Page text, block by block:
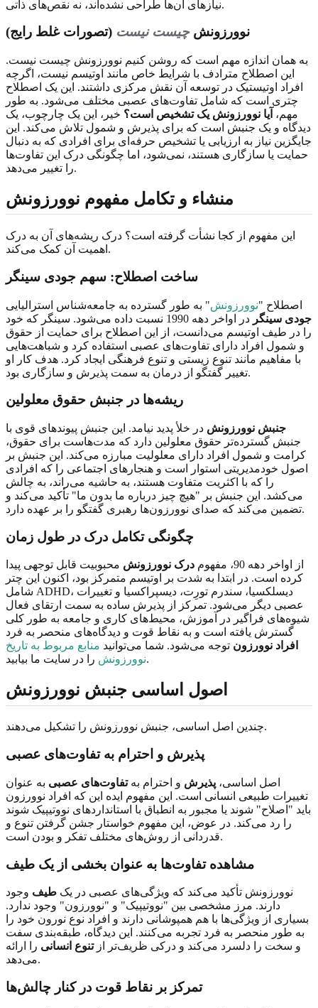
نیازهای آن‌ها طراحی نشده‌اند، نه نقص‌های ذاتی.
نوورزونشچیست نیست (تصورات غلط رایج)
به همان اندازه مهم است که روشن کنیم نوورزونش چیست نیست.
این اصطلاح مترادف با شرایط خاص مانند اوتیسم نیست، اگرچه
افراد اوتیستیک در توسعه آن نقش مرکزی داشتند. این یک اصطلاح
چتری است که شامل تفاوت‌های عصبی مختلف می‌شود. به طور
مهم، آیا نوورزونش یک تشخیص است؟ خیر، این یک چارچوب، یک
دیدگاه و یک جنبش است که برای پذیرش و شمول تلاش می‌کند. این
جایگزین نیاز به ارزیابی یا تشخیص حرفه‌ای برای افرادی که به دنبال
حمایت یا سازگاری هستند، نمی‌شود، اما چگونگی درک این تفاوت‌ها
را تغییر می‌دهد.
منشاء و تکامل مفهوم نوورزونش
این مفهوم از کجا نشأت گرفته است؟ درک ریشه‌های آن به درک
اهمیت آن کمک می‌کند.
ساخت اصطلاح: سهم جودی سینگر
اصطلاح "نوورزونش" به طور گسترده به جامعه‌شناس استرالیایی
جودی سینگر
در اواخر دهه 1990 نسبت داده می‌شود. سینگر که خود
را در طیف اوتیسم می‌دانست، از این اصطلاح برای حمایت از حقوق
و شمول افراد دارای تفاوت‌های عصبی استفاده کرد و شباهت‌هایی
با مفاهیم مانند تنوع زیستی و تنوع فرهنگی ایجاد کرد. هدف کار او
تغییر گفتگو از درمان به سمت پذیرش و سازگاری بود.
ریشه‌ها در جنبش حقوق معلولین
جنبش نوورزونش در خلأ پدید نیامد. این جنبش پیوندهای قوی با
جنبش گسترده‌تر حقوق معلولین دارد که مدت‌هاست برای حقوق،
کرامت و شمول افراد دارای معلولیت مبارزه می‌کند. این جنبش بر
اصول خودمدیریتی استوار است و هنجارهای اجتماعی را که افرادی
را که با اکثریت متفاوت هستند، به حاشیه می‌راند، به چالش
می‌کشد. این جنبش بر "هیچ چیز درباره ما بدون ما" تأکید می‌کند و
تضمین می‌کند که صدای نوورزون‌ها رهبری گفتگو را بر عهده دارد.
چگونگی تکامل درک در طول زمان
از اواخر دهه 90، مفهوم درک نوورزونش محبوبیت قابل توجهی پیدا
کرده است. در ابتدا به شدت بر اوتیسم متمرکز بود، اکنون این چتر
شامل ADHD، دیسلکسیا، سندرم تورِت، دیسپراکسیا و تغییرات
عصبی دیگر می‌شود. تمرکز از پذیرش ساده به سمت ارتقای فعال
شیوه‌های فراگیر در آموزش، محیط‌های کاری و جامعه به طور کلی
گسترش یافته است و به نقاط قوت و دیدگاه‌های منحصر به فرد
افراد نوورزون توجه می‌شود. شما می‌توانید منابع مربوط به تاریخ
نوورزونشرا در سایت ما بیابید.
اصول اساسی جنبش نوورزونش
چندین اصل اساسی، جنبش نوورزونش را تشکیل می‌دهند.
پذیرش و احترام به تفاوت‌های عصبی
اصل اساسی، پذیرش و احترام بهتفاوت‌های عصبی به عنوان
تغییرات طبیعی انسانی است. این مفهوم ایده این که افراد نوورزون
باید "اصلاح" شوند یا مجبور به انطباق با استانداردهای نووتیپیک شوند
را رد می‌کند. در عوض، این مفهوم خواستار جشن گرفتن تنوع و
قدردانی از روش‌های مختلف تفکر و بودن است.
مشاهده تفاوت‌ها به عنوان بخشی از یک طیف
نوورزونش تأکید می‌کند که ویژگی‌های عصبی در یک طیف وجود
دارند. مرز مشخصی بین "نووتیپیک" و "نوورزون" وجود ندارد.
بسیاری از ویژگی‌ها با هم همپوشانی دارند و افراد نوع نورون خود را
به طور منحصر به فرد تجربه می‌کنند. این دیدگاه، طبقه‌بندی سفت
و سخت را دلسرد می‌کند و درکی ظریف‌تر ازتنوع انسانی را ارائه
می‌دهد.
تمرکز بر نقاط قوت در کنار چالش‌ها